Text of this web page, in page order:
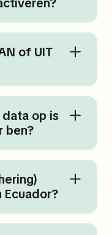
of UIT
op is
ben?
Ecuador?